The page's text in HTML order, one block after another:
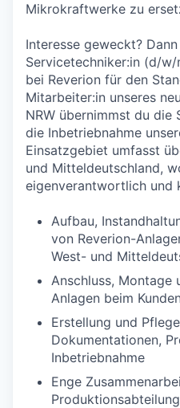
Mikrokraftwerke zu
Interesse geweckt?
Servicetechniker:in (d/
bei Reverion für den
Mitarbeiter:in unseres
NRW übernimmst du die
die Inbetriebnahme
Einsatzgebiet umfasst
und Mitteldeutschland,
eigenverantwortlich und
Aufbau,
von Reverion-
West- und
Anschluss, Montage
Anlagen beim
Erstellung und
Dokumentationen,
Inbetriebnahme
Enge